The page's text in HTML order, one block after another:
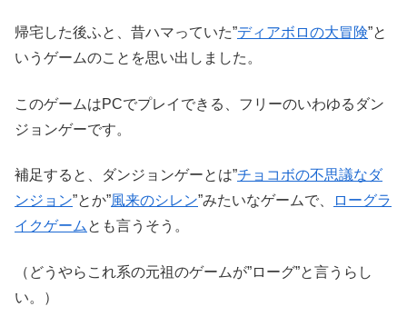
帰宅した後ふと、昔ハマっていた”ディアボロの大冒険”と
いうゲームのことを思い出しました。
このゲームはPCでプレイできる、フリーのいわゆるダン
ジョンゲーです。
補足すると、ダンジョンゲーとは”チョコボの不思議なダ
ンジョン”とか”風来のシレン”みたいなゲームで、
ローグラ
イクゲーム とも言うそう。
（どうやらこれ系の元祖のゲームが”ローグ”と言うらし
い。）